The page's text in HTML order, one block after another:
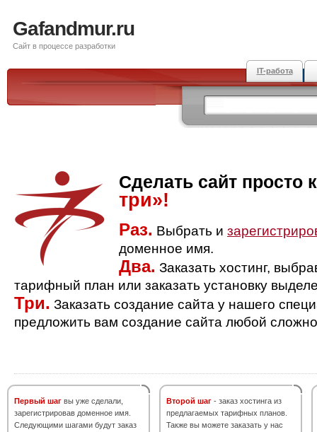
Gafandmur.ru
Сайт в процессе разработки
IT-работа
Сделать сайт просто
три»!
Раз. Выбрать и
доменное имя.
Два. Заказать хостинг,
тарифный план или заказать установку
Три. Заказать создание сайта у нашего
предложить вам создание сайта любой
Первый шаг вы уже сделали,
зарегистрировав доменное имя.
Следующими шагами будут заказ
Второй шаг - заказ хостинга из
предлагаемых тарифных планов.
Также вы можете заказать у нас